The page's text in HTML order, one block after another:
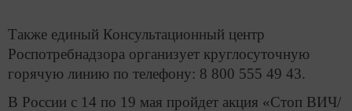
Также единый Консультационный центр
Роспотребнадзора организует круглосуточную
горячую линию по телефону: 8 800 555 49 43.
В России с 14 по 19 мая пройдет акция «Стоп ВИЧ/